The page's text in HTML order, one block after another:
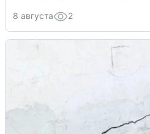
8 августа 2